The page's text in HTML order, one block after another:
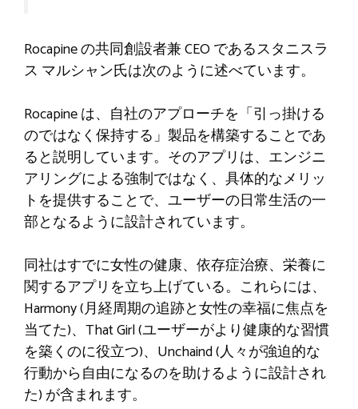
Rocapine の共同創設者兼 CEO であるスタニスラ
ス マルシャン氏は次のように述べています。
Rocapine は、自社のアプローチを「引っ掛ける
のではなく保持する」製品を構築することであ
ると説明しています。そのアプリは、エンジニ
アリングによる強制ではなく、具体的なメリッ
トを提供することで、ユーザーの日常生活の一
部となるように設計されています。
同社はすでに女性の健康、依存症治療、栄養に
関するアプリを立ち上げている。これらには、
Harmony (月経周期の追跡と女性の幸福に焦点を
当てた)、That Girl (ユーザーがより健康的な習慣
を築くのに役立つ)、Unchaind (人々が強迫的な
行動から自由になるのを助けるように設計され
た) が含まれます。